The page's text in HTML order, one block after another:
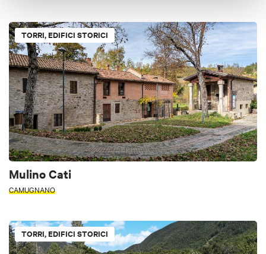
TORRI, EDIFICI STORICI
Mulino Cati
CAMUGNANO
TORRI, EDIFICI STORICI